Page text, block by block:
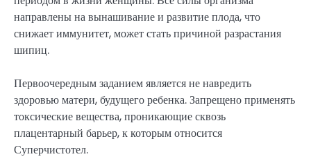
направлены на вынашивание и развитие плода, что
снижает иммунитет, может стать причиной разрастания
шипиц.
Первоочередным заданием является не навредить
здоровью матери, будущего ребенка. Запрещено применять
токсические вещества, проникающие сквозь
плацентарный барьер, к которым относится
Суперчистотел.